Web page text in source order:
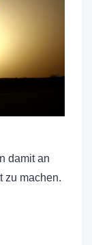
damit an
zu machen.